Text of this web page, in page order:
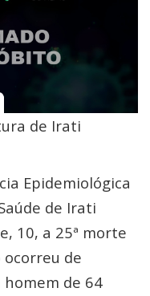
de Irati
Epidemiológica
de Irati
10, a 25ª morte
ocorreu de
de 64